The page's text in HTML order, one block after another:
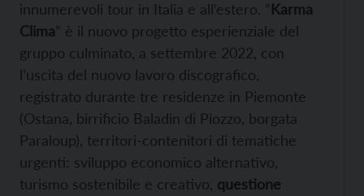
innumerevoli tour in Italia e all’estero. “Karma
Clima” è il nuovo progetto esperienziale del
gruppo culminato, a settembre 2022, con
l’uscita del nuovo lavoro discografico,
registrato durante tre residenze in Piemonte
(Ostana, birrificio Baladin di Piozzo, borgata
Paraloup), territori-contenitori di tematiche
urgenti: sviluppo economico alternativo,
turismo sostenibile e creativo, questione